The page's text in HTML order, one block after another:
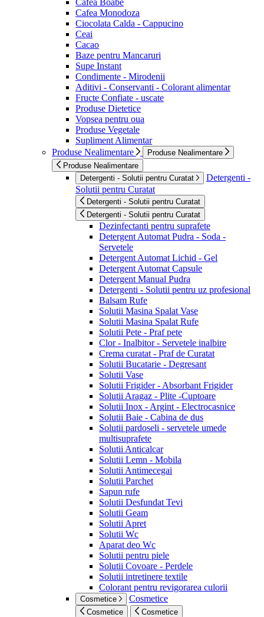
Cafea Monodoza
Ciocolata Calda - Cappucino
Ceai
Cacao
Baze pentru Mancaruri
Supe Instant
Condimente - Mirodenii
Aditivi - Conservanti - Colorant alimentar
Fructe Confiate - uscate
Produse Dietetice
Vopsea pentru oua
Produse Vegetale
Supliment Alimentar
Produse Nealimentare
Produse Nealimentare
Produse Nealimentare
Detergenti - Solutii pentru Curatat
Detergenti -
Solutii pentru Curatat
Detergenti - Solutii pentru Curatat
Detergenti - Solutii pentru Curatat
Dezinfectanti pentru suprafete
Detergent Automat Pudra - Soda -
Servetele
Detergent Automat Lichid - Gel
Detergent Automat Capsule
Detergent Manual Pudra
Detergenti - Solutii pentru uz profesional
Balsam Rufe
Solutii Masina Spalat Vase
Solutii Masina Spalat Rufe
Solutii Pete - Praf pete
Clor - Inalbitor - Servetele inalbire
Crema curatat - Praf de Curatat
Solutii Bucatarie - Degresant
Solutii Vase
Solutii Frigider - Absorbant Frigider
Solutii Aragaz - Plite -Cuptoare
Solutii Inox - Argint - Electrocasnice
Solutii Baie - Cabina de dus
Solutii pardoseli - servetele umede
multisuprafete
Solutii Anticalcar
Solutii Lemn - Mobila
Solutii Antimecegai
Solutii Parchet
Sapun rufe
Solutii Desfundat Tevi
Solutii Geam
Solutii Apret
Solutii Wc
Aparat deo Wc
Solutii pentru piele
Solutii Covoare - Perdele
Solutii intretinere textile
Colorant pentru revigorarea culorii
Cosmetice Cosmetice
Cosmetice Cosmetice